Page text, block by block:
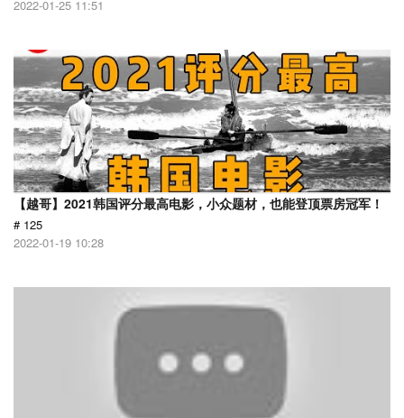
2022-01-25 11:51
【越哥】2021韩国评分最高电影，小众题材，也能登顶票房冠军！
# 125
2022-01-19 10:28